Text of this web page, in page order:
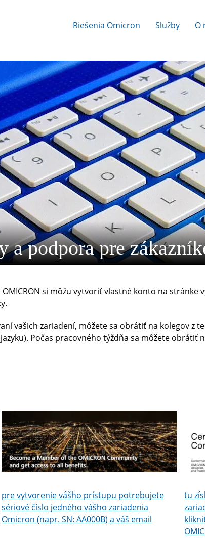
Riešenia Omicron Služby O
a podpora pre
si môžu vytvoriť vlastné konto na
vašich zariadení, môžete sa obrátiť na kolegov z
Počas pracovného týždňa sa môžete obrátiť
pre vytvorenie vášho prístupu potrebujete
sériové číslo jedného vášho zariadenia
Omicron (napr. SN: AA000B) a váš email
tu